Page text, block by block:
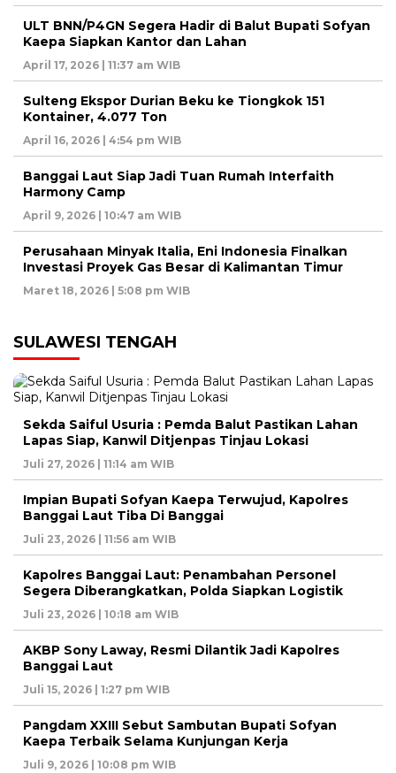
ULT BNN/P4GN Segera Hadir di Balut Bupati Sofyan
Kaepa Siapkan Kantor dan Lahan
April 17, 2026 | 11:37 am WIB
Sulteng Ekspor Durian Beku ke Tiongkok 151
Kontainer, 4.077 Ton
April 16, 2026 | 4:54 pm WIB
Banggai Laut Siap Jadi Tuan Rumah Interfaith
Harmony Camp
April 9, 2026 | 10:47 am WIB
Perusahaan Minyak Italia, Eni Indonesia Finalkan
Investasi Proyek Gas Besar di Kalimantan Timur
Maret 18, 2026 | 5:08 pm WIB
SULAWESI TENGAH
Sekda Saiful Usuria : Pemda Balut Pastikan Lahan
Lapas Siap, Kanwil Ditjenpas Tinjau Lokasi
Juli 27, 2026 | 11:14 am WIB
Impian Bupati Sofyan Kaepa Terwujud, Kapolres
Banggai Laut Tiba Di Banggai
Juli 23, 2026 | 11:56 am WIB
Kapolres Banggai Laut: Penambahan Personel
Segera Diberangkatkan, Polda Siapkan Logistik
Juli 23, 2026 | 10:18 am WIB
AKBP Sony Laway, Resmi Dilantik Jadi Kapolres
Banggai Laut
Juli 15, 2026 | 1:27 pm WIB
Pangdam XXIII Sebut Sambutan Bupati Sofyan
Kaepa Terbaik Selama Kunjungan Kerja
Juli 9, 2026 | 10:08 pm WIB